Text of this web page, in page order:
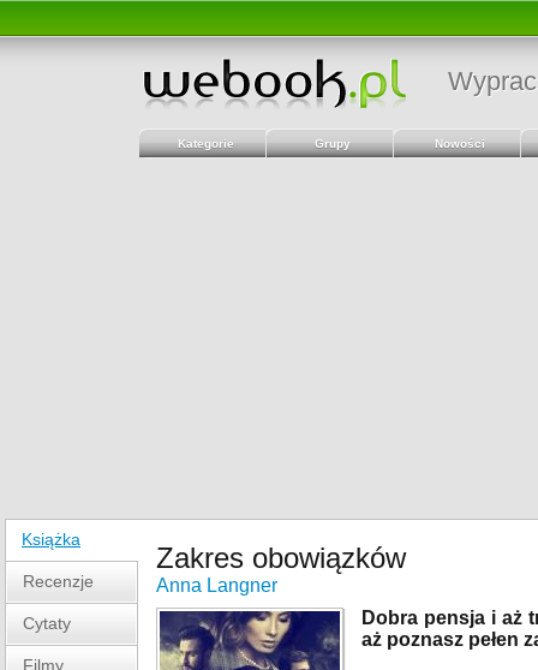
Kategorie Grupy Nowości
Książka
Recenzje
Cytaty
Filmy
Zakres obowiązków
Anna Langner
Dobra pensja i aż
aż poznasz pełen